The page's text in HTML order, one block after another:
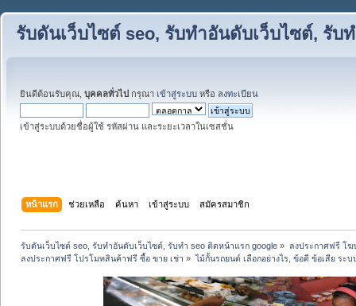
รับดันเว็บไซต์ seo, รับทำอันดับเว็บไซต์, รับ
ยินดีต้อนรับคุณ, บุคคลทั่วไป กรุณา เข้าสู่ระบบ หรือ ลงทะเบียน
เข้าสู่ระบบด้วยชื่อผู้ใช้ รหัสผ่าน และระยะเวลาในเซสชั่น
หน้าแรก ช่วยเหลือ ค้นหา เข้าสู่ระบบ สมัครสมาชิก
รับดันเว็บไซต์ seo, รับทำอันดับเว็บไซต์, รับทำ seo ติดหน้าแรก google » ลงประกาศฟรี โ
ลงประกาศฟรี โปรโมทสินค้าฟรี ซื้อ ขาย เช่า » ไม้กั้นรถยนต์ เลือกอย่างไร, ข้อดี ข้อเสีย ระ